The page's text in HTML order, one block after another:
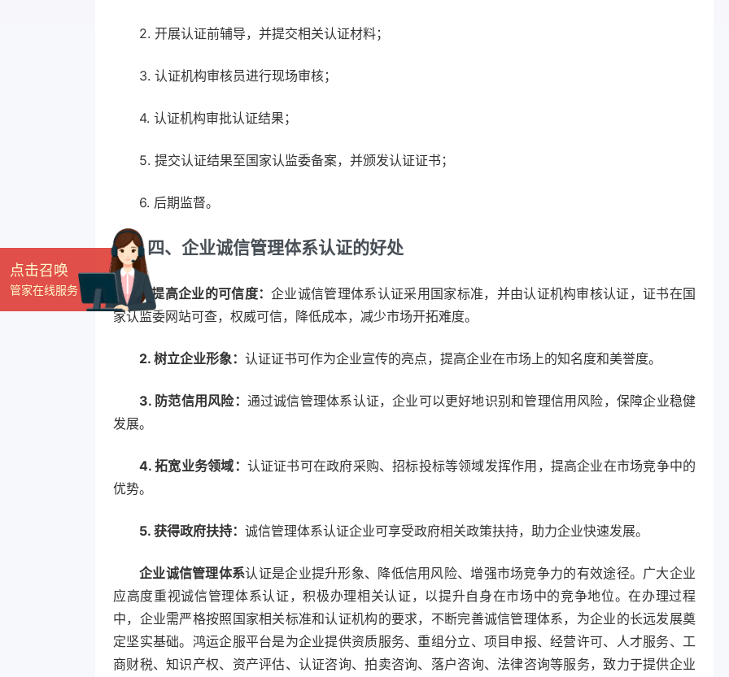
2. 开展认证前辅导，并提交相关认证材料；
3. 认证机构审核员进行现场审核；
4. 认证机构审批认证结果；
5. 提交认证结果至国家认监委备案，并颁发认证证书；
6. 后期监督。
四、企业诚信管理体系认证的好处
1. 提高企业的可信度：企业诚信管理体系认证采用国家标准，并由认证机构审核认证，证书在国
家认监委网站可查，权威可信，降低成本，减少市场开拓难度。
2. 树立企业形象： 认证证书可作为企业宣传的亮点，提高企业在市场上的知名度和美誉度。
3. 防范信用风险： 通过诚信管理体系认证，企业可以更好地识别和管理信用风险，保障企业稳健
发展。
4. 拓宽业务领域： 认证证书可在政府采购、招标投标等领域发挥作用，提高企业在市场竞争中的
优势。
5. 获得政府扶持： 诚信管理体系认证企业可享受政府相关政策扶持，助力企业快速发展。
企业诚信管理体系认证是企业提升形象、降低信用风险、增强市场竞争力的有效途径。广大企业
应高度重视诚信管理体系认证，积极办理相关认证，以提升自身在市场中的竞争地位。在办理过程
中，企业需严格按照国家相关标准和认证机构的要求，不断完善诚信管理体系，为企业的长远发展奠
定坚实基础。鸿运企服平台是为企业提供资质服务、重组分立、项目申报、经营许可、人才服务、工
商财税、知识产权、资产评估、认证咨询、拍卖咨询、落户咨询、法律咨询等服务，致力于提供企业
点击召唤
管家在线服务